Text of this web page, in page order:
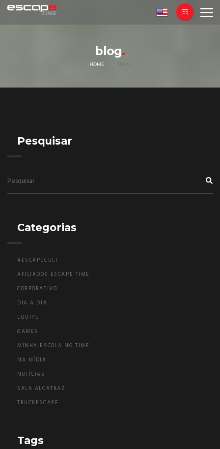
blog
HOME
Pesquisar
Categorias
#ESCAPECULT
AFILIADOS ESCAPE TIME
CORPORATIVO
DIA A DIA
EQUIPE
GAMES
MINHA ESCOLA NO TIME
NA MÍDIA
NOTÍCIAS
SALA ALCATRAZ
TRUCKESCAPE
Tags